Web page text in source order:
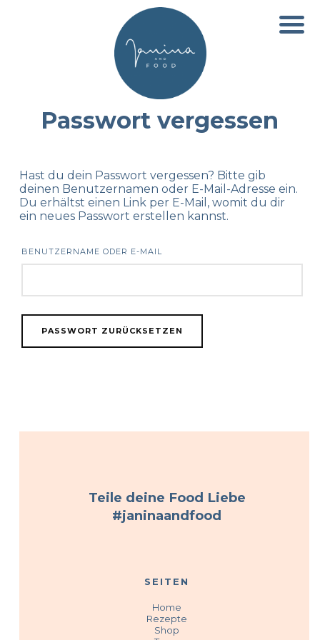
Passwort vergessen
Hast du dein Passwort vergessen? Bitte gib
deinen Benutzernamen oder E-Mail-Adresse ein.
Du erhältst einen Link per E-Mail, womit du dir
ein neues Passwort erstellen kannst.
BENUTZERNAME ODER E-MAIL
PASSWORT ZURÜCKSETZEN
Teile deine Food Liebe
#janinaandfood
SEITEN
Home
Rezepte
Shop